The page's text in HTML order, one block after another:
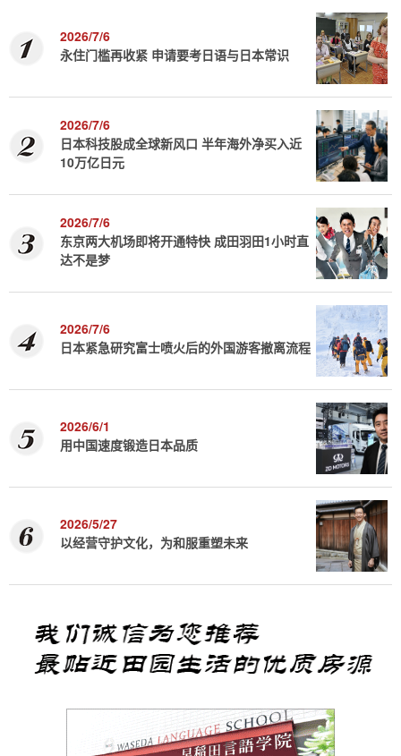
2026/7/6
永住门槛再收紧 申请要考日语与日本常识
2026/7/6
日本科技股成全球新风口 半年海外净买入近
10万亿日元
2026/7/6
东京两大机场即将开通特快 成田羽田1小时直
达不是梦
2026/7/6
日本紧急研究富士喷火后的外国游客撤离流程
2026/6/1
用中国速度锻造日本品质
2026/5/27
以经营守护文化，为和服重塑未来